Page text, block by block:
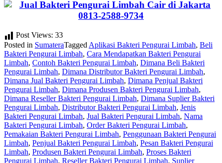
Post Views: 33
Posted in SumateraTagged Aplikasi Bakteri Pengurai Limbah, Beli
Bakteri Pengurai Limbah, Cara Mendapatkan Bakteri Pengurai
Limbah, Contoh Bakteri Pengurai Limbah, Dimana Beli Bakteri
Pengurai Limbah, Dimana Distributor Bakteri Pengurai Limbah,
Dimana Jual Bakteri Pengurai Limbah, Dimana Penjual Bakteri
Pengurai Limbah, Dimana Produsen Bakteri Pengurai Limbah,
Dimana Reseller Bakteri Pengurai Limbah, Dimana Suplier Bakteri
Pengurai Limbah, Distributor Bakteri Pengurai Limbah, Jenis
Bakteri Pengurai Limbah, Jual Bakteri Pengurai Limbah, Nama
Bakteri Pengurai Limbah, Order Bakteri Pengurai Limbah,
Pemakaian Bakteri Pengurai Limbah, Penggunaan Bakteri Pengurai
Limbah, Penjual Bakteri Pengurai Limbah, Pesan Bakteri Pengurai
Limbah, Produsen Bakteri Pengurai Limbah, Proses Bakteri
Pengurai Limbah, Reseller Bakteri Pengurai Limbah, Suplier